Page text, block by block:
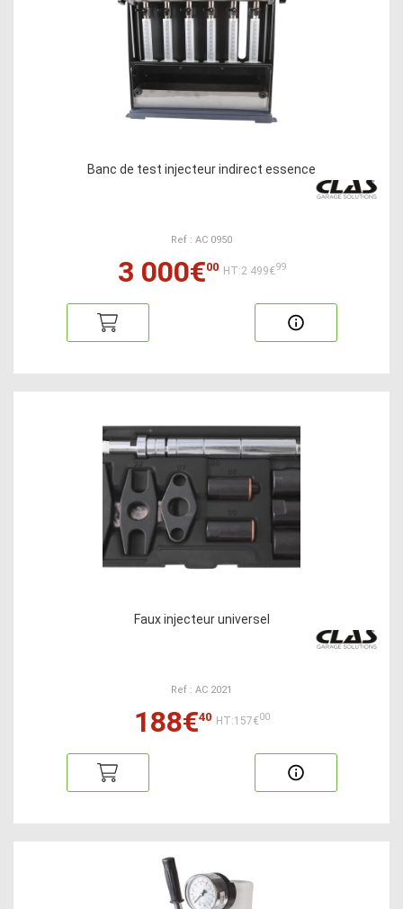
Banc de test injecteur indirect essence
Ref : AC 0950
3 000€00 HT:2 499€99
Faux injecteur universel
Ref : AC 2021
188€40 HT:157€00